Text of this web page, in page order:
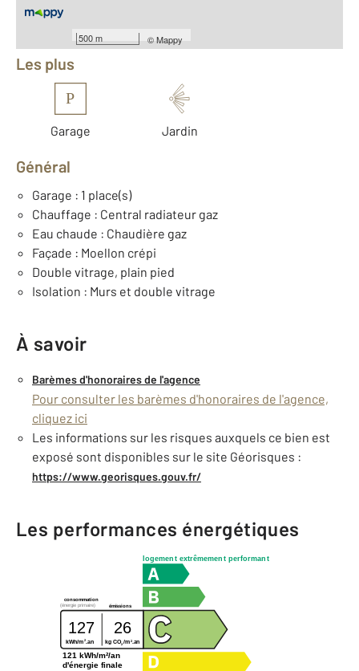
500 m ©Mappy
Équipements
Les plus
P
Garage Jardin
Général
Garage : 1 place(s)
Chauffage : Central radiateur gaz
Eau chaude : Chaudière gaz
Façade : Moellon crépi
Double vitrage, plain pied
Isolation : Murs et double vitrage
À savoir
Barèmes d'honoraires de l'agence
Pour consulter les barèmes d'honoraires de l'agence,
cliquez ici
Les informations sur les risques auxquels ce bien est
exposé sont disponibles sur le site Géorisques :
https://www.georisques.gouv.fr/
Les performances énergétiques
logement extrêmement performant
consommation
émissions
(énergie primaire)
127 26
kWh/m 2 .an kg CO2/m2.an
121 kWh/m²/an
d'énergie finale